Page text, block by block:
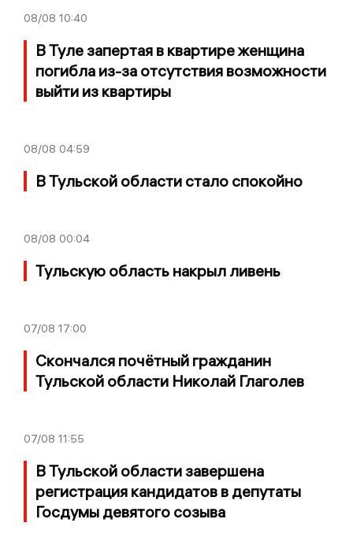
08/08 10:40
В Туле запертая в квартире женщина
погибла из-за отсутствия возможности
выйти из квартиры
08/08 04:59
В Тульской области стало спокойно
08/08 00:04
Тульскую область накрыл ливень
07/08 17:00
Скончался почётный гражданин
Тульской области Николай Глаголев
07/08 11:55
В Тульской области завершена
регистрация кандидатов в депутаты
Госдумы девятого созыва